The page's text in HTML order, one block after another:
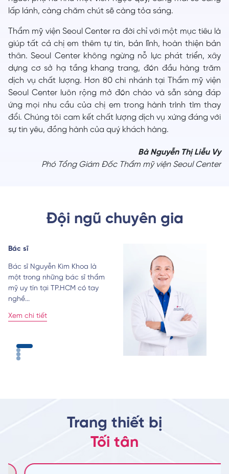
lấp lánh, càng chăm chút sẽ càng tỏa sáng.
Thẩm mỹ viện Seoul Center ra đời chỉ với một mục tiêu là
giúp tất cả chị em thêm tự tin, bản lĩnh, hoàn thiện bản
thân. Seoul Center không ngừng nỗ lực phát triển, xây
dựng cơ sở hạ tầng khang trang, đón đầu hàng trăm
dịch vụ chất lượng. Hơn 80 chi nhánh tại Thẩm mỹ viện
Seoul Center luôn rộng mở đón chào và sẵn sàng đáp
ứng mọi nhu cầu của chị em trong hành trình tìm thay
đổi. Chúng tôi cam kết chất lượng dịch vụ xứng đáng với
sự tin yêu, đồng hành của quý khách hàng.
Bà Nguyễn Thị Liễu Vy
Phó Tổng Giám Đốc Thẩm mỹ viện Seoul Center
Đội ngũ chuyên gia
Bác sĩ
Bác sĩ Nguyễn Kim Khoa là
một trong những bác sĩ thẩm
mỹ uy tín tại TP.HCM có tay
nghề...
Xem chi tiết
Trang thiết bị
Tối tân